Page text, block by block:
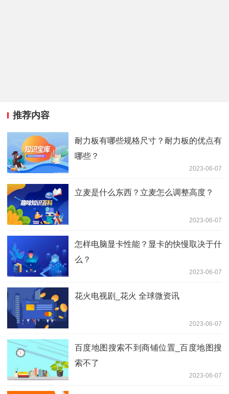
推荐内容
耐力板有哪些规格尺寸？耐力板的优点有
哪些？
2023-06-07
立麦是什么东西？立麦怎么调整高度？
2023-06-07
怎样电脑显卡性能？显卡的快慢取决于什
么？
2023-06-07
花火电视剧_花火 全球微资讯
2023-06-07
百度地图搜索不到商铺位置_百度地图搜
索不了
2023-06-07